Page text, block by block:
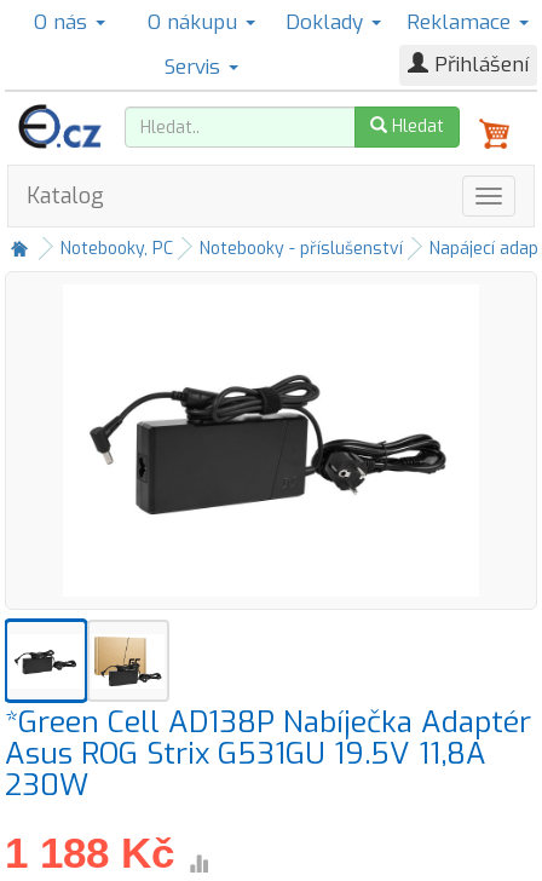
O nás O nákupu Doklady
Reklamace
Servis
Přihlášení
Hledat
Katalog
Notebooky, PC Notebooky - příslušenství Napájecí
*Green Cell AD138P Nabíječka Adaptér
Asus ROG Strix G531GU 19.5V 11,8A
230W
1 188 Kč